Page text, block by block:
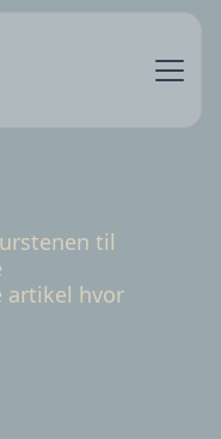
til
artikel hvor